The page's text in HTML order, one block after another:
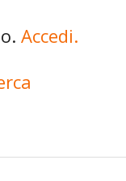
Accedi.